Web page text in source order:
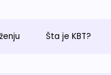
Šta je KBT?